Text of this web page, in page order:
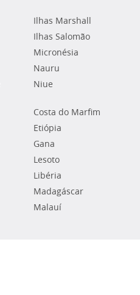
Ilhas Marshall
Ilhas Salomão
Micronésia
Nauru
Niue
Costa do Marfim
Etiópia
Gana
Lesoto
Libéria
Madagáscar
Malauí